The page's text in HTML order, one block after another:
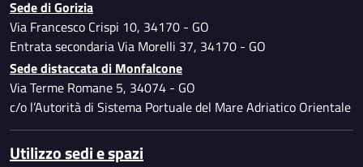
Sede di Gorizia
Via Francesco Crispi 10, 34170 - GO
Entrata secondaria Via Morelli 37, 34170 - GO
Sede distaccata di Monfalcone
Via Terme Romane 5, 34074 - GO
c/o l’Autorità di Sistema Portuale del Mare Adriatico Orientale
Utilizzo sedi e spazi